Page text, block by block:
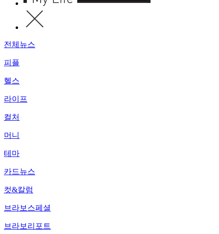
전체뉴스
피플
헬스
라이프
컬처
머니
테마
카드뉴스
컷&칼럼
브라보스페셜
브라보리포트